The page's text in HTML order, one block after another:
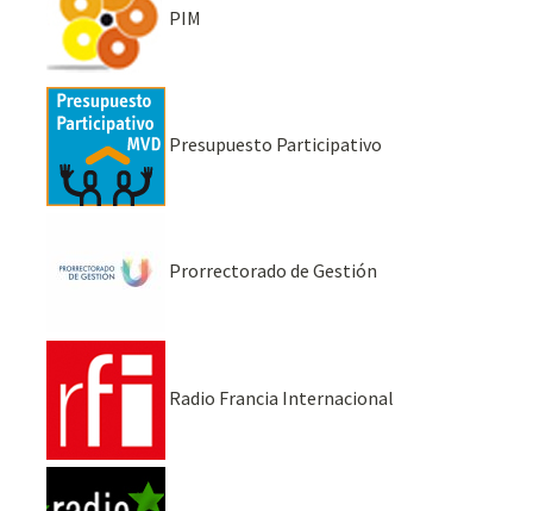
PIM
Presupuesto Participativo
Prorrectorado de Gestión
Radio Francia Internacional